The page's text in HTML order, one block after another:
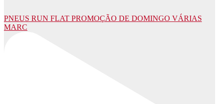
PNEUS RUN FLAT PROMOÇÃO DE DOMINGO VÁRIAS
MARC